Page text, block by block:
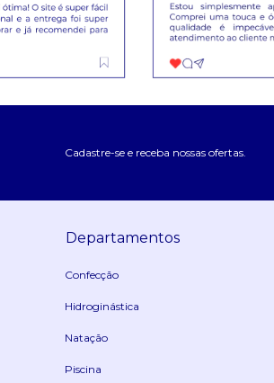
Cadastre-se e receba nossas ofertas.
Departamentos
Confecção
Hidroginástica
Natação
Piscina